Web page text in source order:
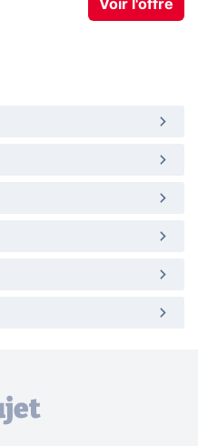
Voir l'offre